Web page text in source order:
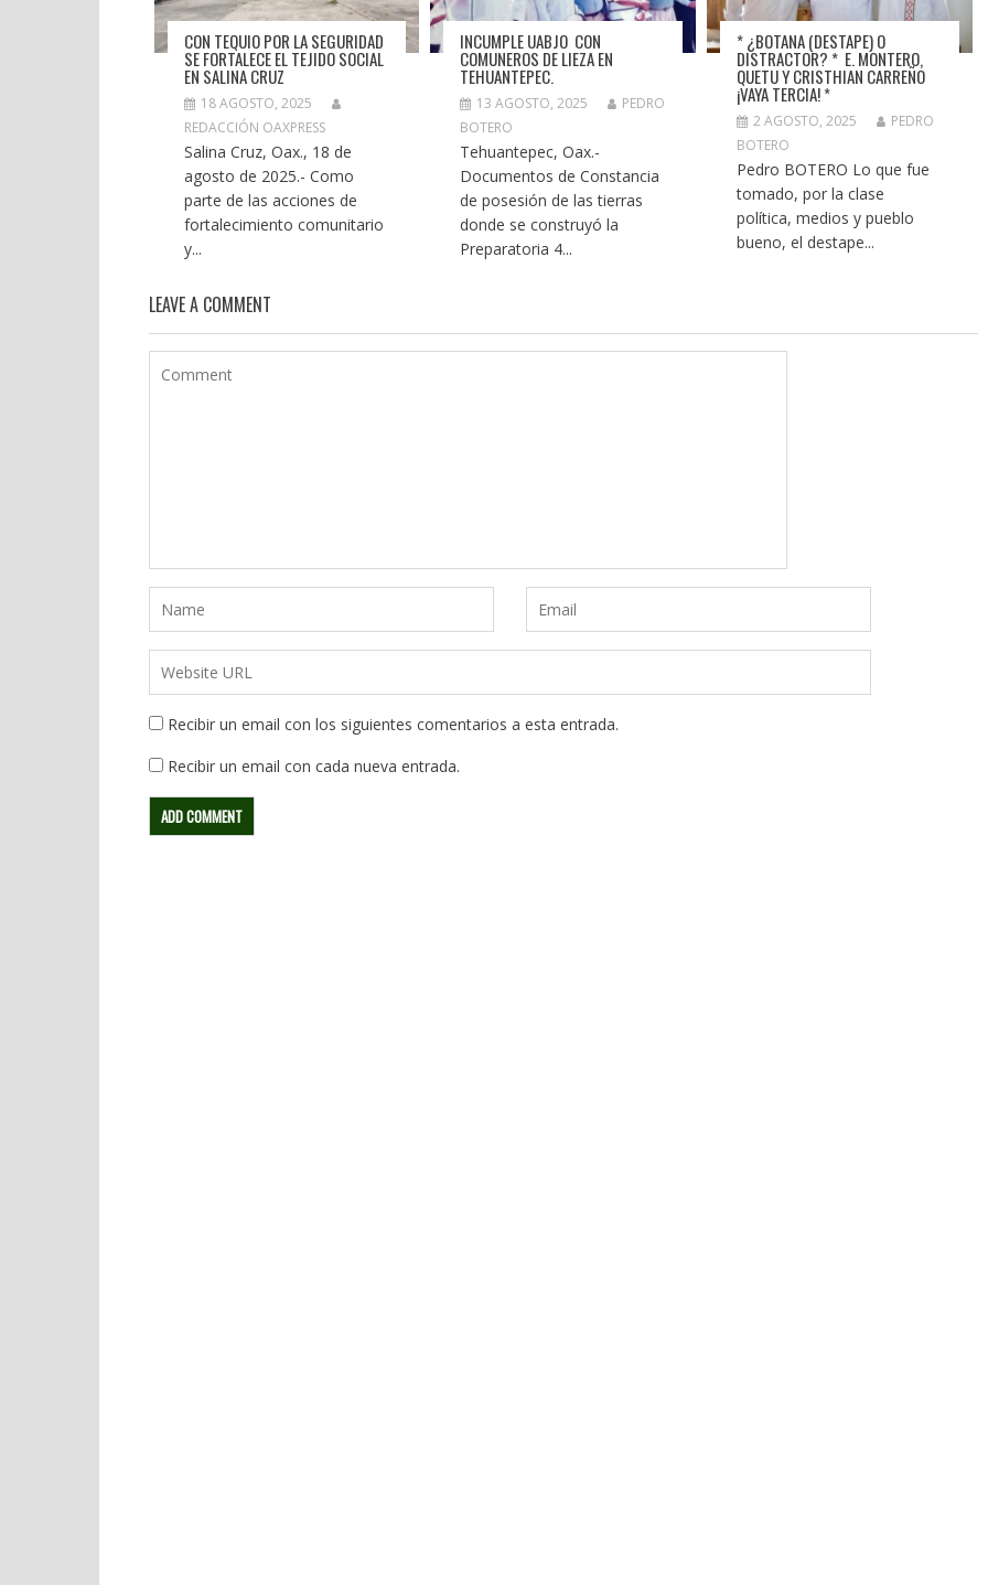
CON TEQUIO POR LA SEGURIDAD
SE FORTALECE EL TEJIDO SOCIAL
EN SALINA CRUZ
18 AGOSTO, 2025
REDACCIÓN OAXPRESS
Salina Cruz, Oax., 18 de
agosto de 2025.- Como
parte de las acciones de
fortalecimiento comunitario
y...
INCUMPLE UABJO CON
COMUNEROS DE LIEZA EN
TEHUANTEPEC.
13 AGOSTO, 2025
PEDRO
BOTERO
Tehuantepec, Oax.-
Documentos de Constancia
de posesión de las tierras
donde se construyó la
Preparatoria 4...
* ¿BOTANA (DESTAPE) O
DISTRACTOR? * E. MONTERO,
QUETU Y CRISTHIAN CARREÑO
¡VAYA TERCIA! *
2 AGOSTO, 2025
PEDRO
BOTERO
Pedro BOTERO Lo que fue
tomado, por la clase
política, medios y pueblo
bueno, el destape...
LEAVE A COMMENT
Recibir un email con los siguientes comentarios a esta entrada.
Recibir un email con cada nueva entrada.